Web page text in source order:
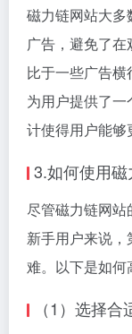
磁力链网站大
广告，避免了
比于一些广告
为用户提供了
计使得用户能够
3.如何使用磁
尽管磁力链网
新手用户来说
难。以下是如何
（1）选择